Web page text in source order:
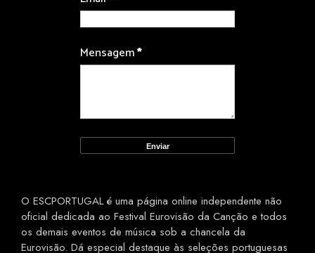
Mensagem*
O ESCPORTUGAL é uma página online independente não
oficial dedicada ao Festival Eurovisão da Canção e todos
os demais eventos de música sob a chancela da
Eurovisão. Dá especial destaque às seleções portuguesas